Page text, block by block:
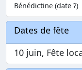
Bénédictine (date ?)
Dates de fête
10 juin, Fête